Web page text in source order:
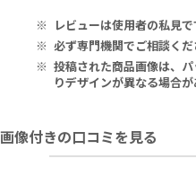
本品を製造した施設では、甲殻
を含有する製品を取り扱ってい
成分：コラーゲン 7500mg
レビューは使用者の私見で
必ず専門機関でご相談くだ
投稿された商品画像は、
りデザインが異なる場合が
画像付きの口コミを見る